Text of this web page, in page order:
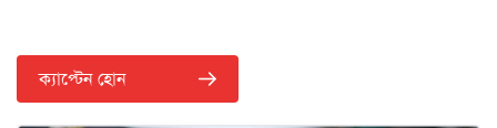
ক্যাপ্টেন হোন